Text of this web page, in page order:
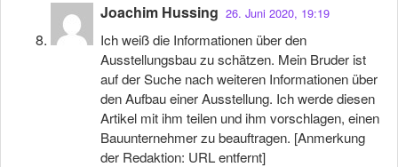
Joachim Hussing 26. Juni 2020, 19:19
Ich weiß die Informationen über den
Ausstellungsbau zu schätzen. Mein Bruder ist
auf der Suche nach weiteren Informationen über
den Aufbau einer Ausstellung. Ich werde diesen
Artikel mit ihm teilen und ihm vorschlagen, einen
Bauunternehmer zu beauftragen. [Anmerkung
der Redaktion: URL entfernt]